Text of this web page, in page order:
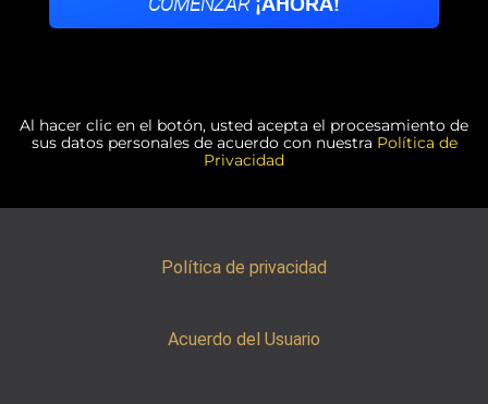
Al hacer clic en el botón, usted acepta el procesamiento de
sus datos personales de acuerdo con nuestra Política de
Privacidad
Política de privacidad
Acuerdo del Usuario